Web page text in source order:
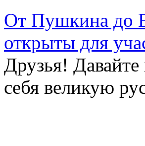
От Пушкина до
открыты для
Друзья! Давайте
себя великую